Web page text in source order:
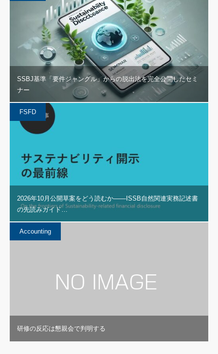
SSBJ基準「要件ジャングル」からの脱出法を完全公開したセミ
ナー
FSFD
2026年10月公開草案をどう読むか――ISSB自然関連実務記述書
の先読みガイド…
Accounting
研修の反応は懇親会で判明する